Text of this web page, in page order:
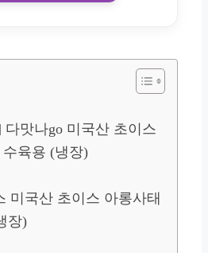
맛나go 미국산 초이스
육용 (냉장)
미국산 초이스 아롱사태
장)